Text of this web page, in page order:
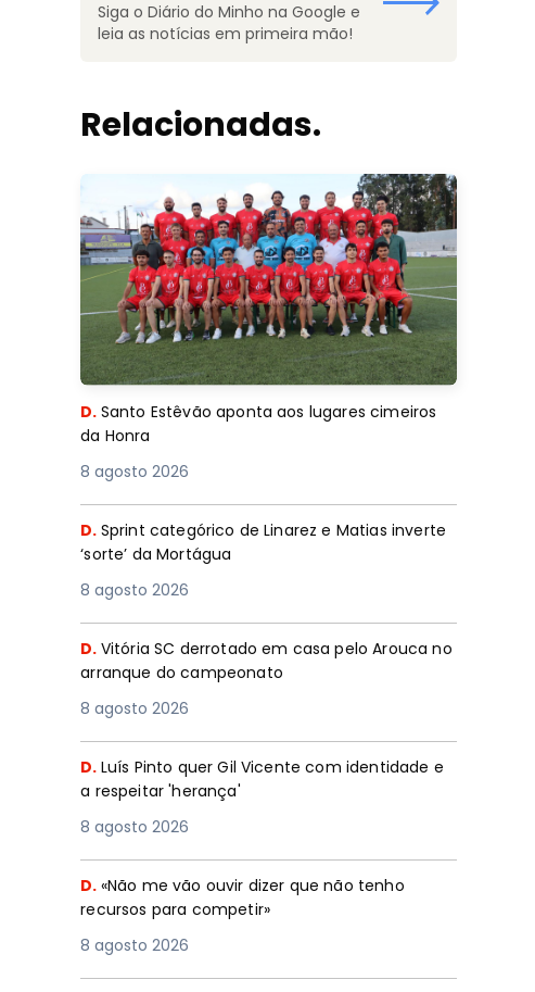
Siga o Diário do Minho na Google e
leia as notícias em primeira mão!
Relacionadas.
D. Santo Estêvão aponta aos lugares cimeiros
da Honra
8 agosto 2026
D. Sprint categórico de Linarez e Matias inverte
‘sorte’ da Mortágua
8 agosto 2026
D. Vitória SC derrotado em casa pelo Arouca no
arranque do campeonato
8 agosto 2026
D. Luís Pinto quer Gil Vicente com identidade e
a respeitar 'herança'
8 agosto 2026
D. «Não me vão ouvir dizer que não tenho
recursos para competir»
8 agosto 2026